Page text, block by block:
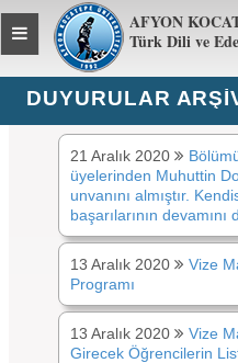
AFYON
Türk Dili ve
Toggle
global
navigation
DUYURULAR
DUYURULAR
21 Aralık 2020
üyelerinden Muhuttin
unvanını almıştır.
başarılarının devamını
13 Aralık 2020
Vize
Programı
13 Aralık 2020
Vize
Girecek Öğrencilerin